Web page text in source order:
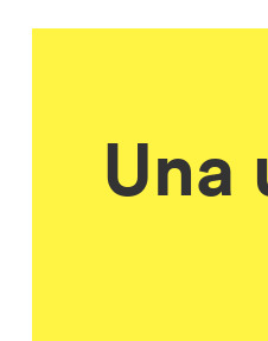
Una